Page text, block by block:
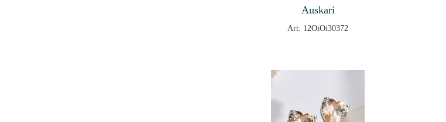
Auskari
Art: 12OiOi30372